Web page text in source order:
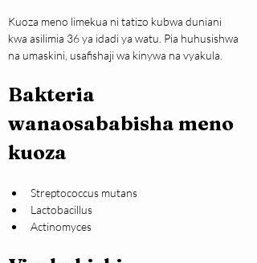
Kuoza meno limekua ni tatizo kubwa duniani
kwa asilimia 36 ya idadi ya watu. Pia huhusishwa
na umaskini, usafishaji wa kinywa na vyakula.
Bakteria
wanaosababisha meno
kuoza
Streptococcus mutans
Lactobacillus
Actinomyces